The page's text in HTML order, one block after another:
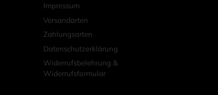
Impressum
Versandarten
Zahlungsarten
Datenschutzerklärung
Widerrufsbelehrung &
Widerrufsformular